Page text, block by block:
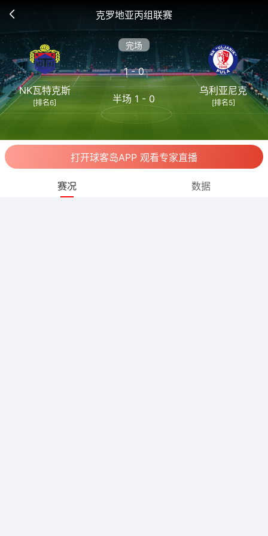
克罗地亚丙组联赛
NK瓦特克斯
[排名6]
完场
1 - 0
半场 1 - 0
乌利亚尼克
[排名5]
打开球客岛APP 观看专家直播
赛况 数据